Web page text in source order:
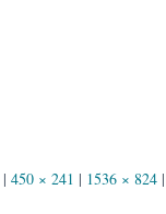
| 450 × 241 | 1536 × 824 |